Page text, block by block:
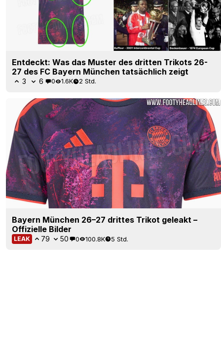
Entdeckt: Was das Muster des dritten Trikots 26-
27 des FC Bayern München tatsächlich zeigt
3 6 0 1.6K 2 Std.
Bayern München 26–27 drittes Trikot geleakt –
Offizielle Bilder
LEAK 79 50 0 100.8K 5 Std.